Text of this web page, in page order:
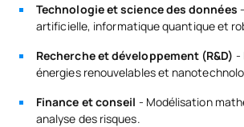
Code Matières
C0442600 Mémoire de fin d'études
TOTAL:
Technologie et science des données
artificielle, informatique quantique et
Recherche et développement (R&D) -
énergies renouvelables et
Finance et conseil - Modélisation
analyse des risques.